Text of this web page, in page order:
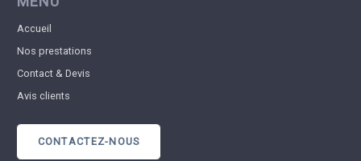
Accueil
Nos prestations
Contact & Devis
Avis clients
CONTACTEZ-NOUS